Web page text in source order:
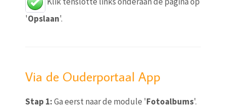
'Opslaan'.
Via de Ouderportaal App
Stap 1:Ga eerst naar de module 'Fotoalbums'.